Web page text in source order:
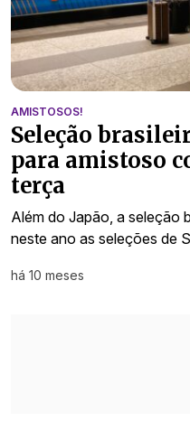
AMISTOSOS!
Seleção
para amistoso
terça
Além do Japão, a seleção
neste ano as seleções de
há 10 meses